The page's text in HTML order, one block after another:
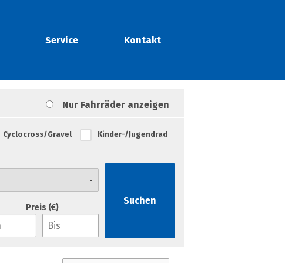
Service Kontakt
Nur Fahrräder anzeigen
Cyclocross/Gravel Kinder-/Jugendrad
Preis (€)
Suchen